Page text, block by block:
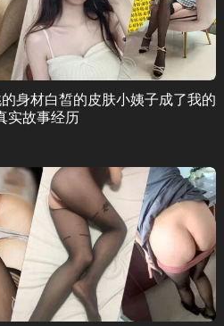
身材白皙的皮肤小姨子成了我的
实故事经历